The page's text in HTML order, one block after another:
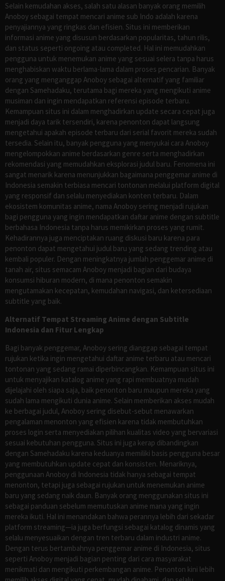
Selain kemudahan akses, salah satu alasan banyak orang memilih
Anoboy sebagai tempat mencari anime sub Indo adalah karena
penyajiannya yang ringkas dan efisien. Situs ini memberikan
informasi anime yang disusun berdasarkan popularitas, tahun rilis,
dan status seperti ongoing atau completed. Hal ini memudahkan
pengguna untuk menemukan anime yang sesuai selera tanpa harus
menghabiskan waktu berlama-lama dalam proses pencarian. Banyak
orang yang menganggap Anoboy sebagai alternatif yang familiar
dengan Samehadaku, terutama bagi mereka yang mengikuti anime
musiman dan ingin mendapatkan referensi episode terbaru.
Kemampuan situs ini dalam menghadirkan update secara cepat juga
menjadi daya tarik tersendiri, karena penonton dapat langsung
mengetahui apakah episode terbaru dari serial favorit mereka sudah
tersedia. Selain itu, banyak pengguna yang menyukai cara Anoboy
mengelompokkan anime berdasarkan genre serta menghadirkan
rekomendasi yang memudahkan eksplorasi judul baru. Fenomena ini
sangat menarik karena menunjukkan bagaimana penggemar anime di
Indonesia semakin terbiasa mencari tontonan melalui platform digital
yang responsif dan selalu menyediakan konten terbaru. Dalam
ekosistem komunitas anime, nama Anoboy sering menjadi rujukan
bagi pengguna yang ingin mendapatkan daftar anime dengan subtitle
berbahasa Indonesia tanpa harus memikirkan proses yang rumit.
Kehadirannya juga menciptakan ruang diskusi baru karena para
penonton dapat mengetahui judul baru yang sedang trending atau
kembali populer. Dengan meningkatnya jumlah penggemar anime di
tanah air, situs semacam Anoboy menjadi bagian dari budaya
konsumsi hiburan modern, di mana penonton semakin
mengutamakan kecepatan, kemudahan navigasi, dan ketersediaan
subtitle yang baik.
Alternatif Tempat Streaming Anime dengan Subtitle
Indonesia dan Fitur Lengkap
Bagi banyak penggemar, Anoboy sering dianggap sebagai tempat
rujukan ketika ingin mengetahui daftar anime terbaru atau mencari
tontonan yang sedang ramai diperbincangkan. Kemampuan situs ini
untuk menyajikan katalog anime yang rapi membuatnya mudah
dijelajahi oleh siapa saja, baik penonton baru maupun mereka yang
sudah lama mengikuti dunia anime. Selain memberikan akses mudah
ke berbagai judul, Anoboy sering disebut-sebut menawarkan
pengalaman menonton yang efisien karena tidak membutuhkan
proses login serta menyediakan pilihan kualitas video yang bervariasi
sesuai kebutuhan pengguna. Situs ini juga kerap dibandingkan
dengan Samehadaku karena keduanya memiliki basis pengguna besar
yang membutuhkan update cepat dan konsisten. Menariknya,
penggunaan Anoboy di Indonesia tidak hanya sebagai tempat
menonton, tetapi juga sebagai rujukan untuk menemukan anime
baru yang sedang naik daun. Banyak orang menggunakan situs ini
sebagai panduan sebelum memutuskan anime mana yang ingin
mereka ikuti. Hal ini menandakan bahwa perannya lebih dari sekadar
platform streaming—ia juga berfungsi sebagai katalog dinamis yang
selalu menyesuaikan dengan tren terbaru dalam industri anime.
Dengan terus bertambahnya penggemar anime di Indonesia, situs
seperti Anoboy menjadi bagian penting dari cara masyarakat
menikmati dan mengikuti perkembangan anime. Penonton kini lebih